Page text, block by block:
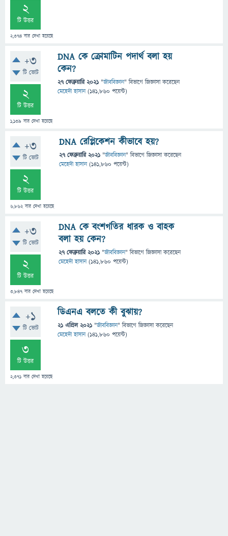
2
টি উত্তর
2,374 বার দেখা হয়েছে
+3
টি ভোট
2
টি উত্তর
1,139 বার দেখা হয়েছে
DNA কে ক্রোমাটিন পদার্থ বলা হয়
কেন?
27 ফেব্রুয়ারি 2021 "জীববিজ্ঞান" বিভাগে জিজ্ঞাসাকরেছেন
মেহেদী হাসান (141,860 পয়েন্ট)
+3
টি ভোট
2
টি উত্তর
6,862বার দেখা হয়েছে
DNA রেপ্লিকেশন কীভাবে হয়?
27 ফেব্রুয়ারি 2021 "জীববিজ্ঞান" বিভাগে জিজ্ঞাসাকরেছেন
মেহেদী হাসান (141,860 পয়েন্ট)
+3
টি ভোট
2
টি উত্তর
3,847 বার দেখা হয়েছে
DNA কে বংশগতির ধারক ও বাহক
বলা হয় কেন?
27 ফেব্রুয়ারি 2021 "জীববিজ্ঞান" বিভাগে জিজ্ঞাসাকরেছেন
মেহেদী হাসান (141,860 পয়েন্ট)
+1
টি ভোট
3
টি উত্তর
2,371 বার দেখা হয়েছে
ডিএনএ বলতে কী বুঝায়?
21 এপ্রিল 2021 "জীববিজ্ঞান" বিভাগে জিজ্ঞাসাকরেছেন
মেহেদী হাসান (141,860 পয়েন্ট)